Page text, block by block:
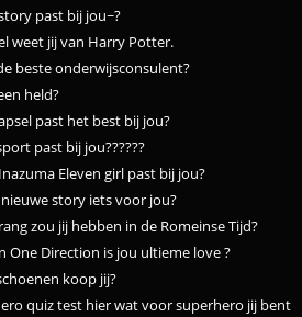
past bij jou~?
weet jij van Harry Potter.
beste onderwijsconsulent?
held?
past het best bij jou?
past bij jou??????
Eleven girl past bij jou?
story iets voor jou?
zou jij hebben in de Romeinse Tijd?
One Direction is jou ultieme love ?
koop jij?
quiz test hier wat voor superhero jij bent